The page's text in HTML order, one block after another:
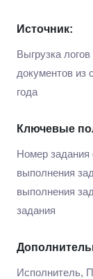
Источник:
Выгрузка
документов из
года
Ключевые
Номер задания
выполнения
выполнения
задания
Исполнитель,